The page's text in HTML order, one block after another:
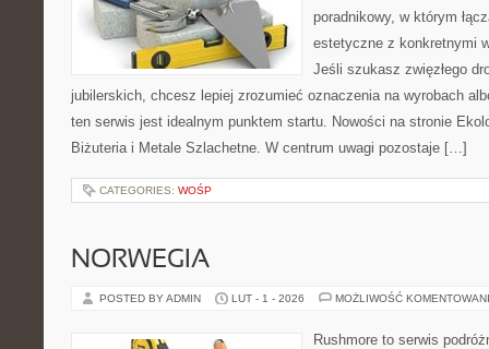
poradnikowy, w którym
estetyczne z konkretnymi
Jeśli szukasz zwięzłego
jubilerskich, chcesz lepiej zrozumieć oznaczenia na wyrobach
ten serwis jest idealnym punktem startu. Nowości na stronie
Biżuteria i Metale Szlachetne. W centrum uwagi pozostaje […]
CATEGORIES: WOŚP
NORWEGIA
POSTED BY ADMIN LUT - 1 - 2026 MOŻLIWOŚĆ
Rushmore to serwis